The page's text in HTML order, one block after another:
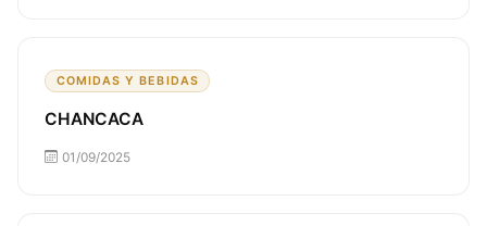
COMIDAS Y BEBIDAS
CHANCACA
01/09/2025